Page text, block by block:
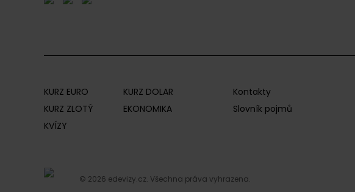
KURZ EURO
KURZ DOLAR
KURZ ZLOTÝ
EKONOMIKA
KVÍZY
Kontakty
Slovník pojmů
© 2026 edevizy.cz. Všechna práva vyhrazena.